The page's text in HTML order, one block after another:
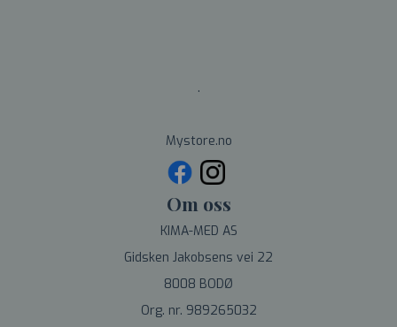
.
Mystore.no
Om oss
KIMA-MED AS
Gidsken Jakobsens vei 22
8008 BODØ
Org. nr. 989265032